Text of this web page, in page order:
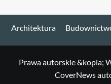
Architektura
Prawa autorskie &kopia;
CoverNews